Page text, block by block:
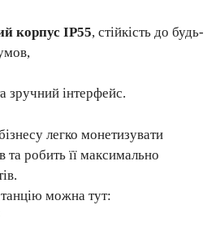
корпус IP55, стійкість до будь-
зручний інтерфейс.
легко монетизувати
та робить її максимально
можна тут: